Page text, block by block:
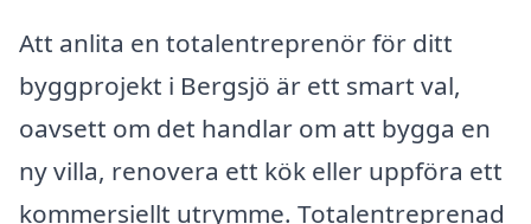
Att anlita en totalentreprenör för ditt
byggprojekt i Bergsjö är ett smart val,
oavsett om det handlar om att bygga en
ny villa, renovera ett kök eller uppföra ett
kommersiellt utrymme. Totalentreprenad